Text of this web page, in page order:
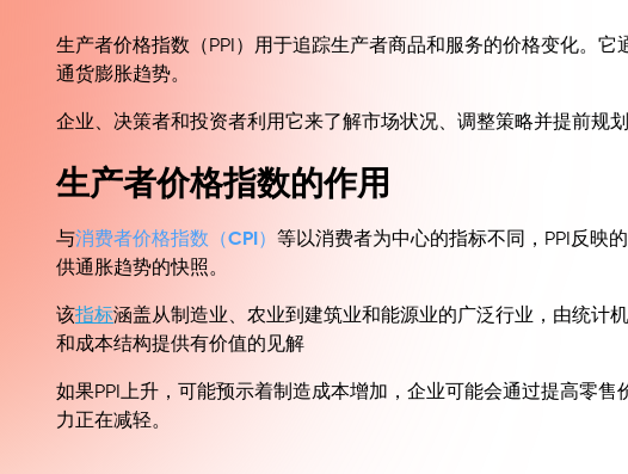
生产者价格指数（PPI）用于追踪生产者商品和服务的价格变化。
通货膨胀趋势。
企业、决策者和投资者利用它来了解市场状况、调整策略并提前规划
生产者价格指数的作用
与消费者价格指数（CPI） 等以消费者为中心的指标不同，PPI反映
供通胀趋势的快照。
该指标涵盖从制造业、农业到建筑业和能源业的广泛行业，由统计
和成本结构提供有价值的见解
如果PPI上升，可能预示着制造成本增加，企业可能会通过提高零
力正在减轻。